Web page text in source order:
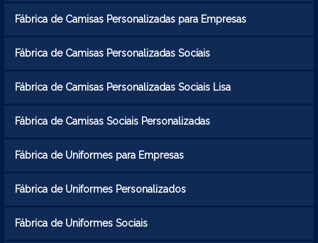
Fábrica de Camisas Personalizadas para Empresas
Fábrica de Camisas Personalizadas Sociais
Fábrica de Camisas Personalizadas Sociais Lisa
Fábrica de Camisas Sociais Personalizadas
Fábrica de Uniformes para Empresas
Fábrica de Uniformes Personalizados
Fábrica de Uniformes Sociais